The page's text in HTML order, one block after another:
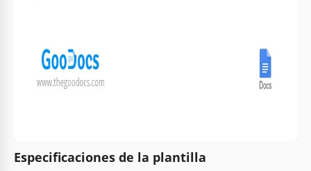
Especificaciones de la plantilla